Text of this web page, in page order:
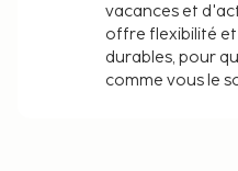
vacances et
offre flexibilité
durables, pour
comme vous le